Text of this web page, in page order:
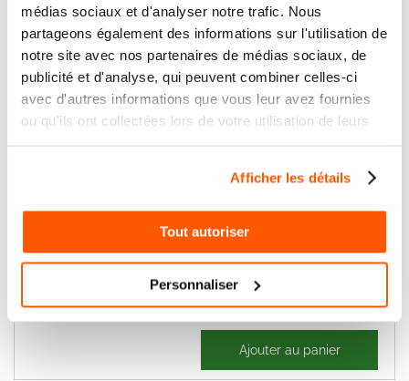
médias sociaux et d'analyser notre trafic. Nous
partageons également des informations sur l'utilisation de
notre site avec nos partenaires de médias sociaux, de
publicité et d'analyse, qui peuvent combiner celles-ci
avec d'autres informations que vous leur avez fournies
ou qu'ils ont collectées lors de votre utilisation de leurs
Afficher les détails
Tout autoriser
Personnaliser
70,59 €
58,82 € Ajouter au panier
Nice YH-001 Yubii Home
Nice MC200 Kit commande radio
porte Garage enroulable
Ajouter au panier